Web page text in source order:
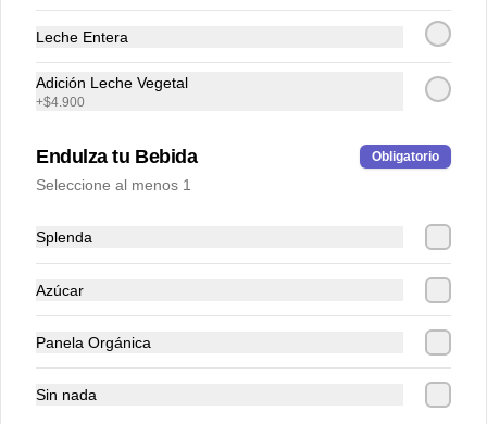
3 tortillas de maíz con guacamole, atún o
salmón fresco, con toque de rábano y
$43.000
Leche Entera
Adición Leche Vegetal
+$4.900
Endulza tu Bebida Obligatorio
Seleccione al menos 1
Splenda
Azúcar
Panela Orgánica
Sin nada